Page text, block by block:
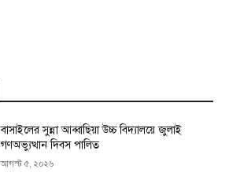
বাসাইলের সুন্না আব্বাছিয়া উচ্চ বিদ্যালয়ে জুলাই
গণঅভ্যুত্থান দিবস পালিত
আগস্ট ৫, ২০২৬